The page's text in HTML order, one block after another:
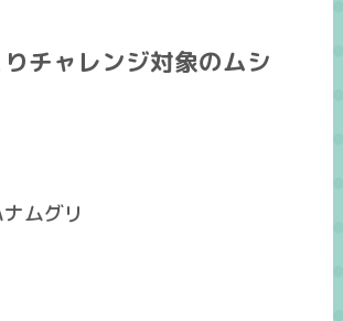
チャレンジ対象のムシ
ムグリ